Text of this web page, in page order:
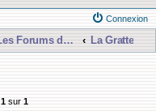
Connexion
Les Forums de Discussions
La Gratte
1 sur 1